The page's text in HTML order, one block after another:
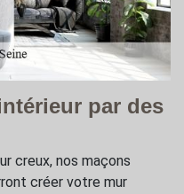
par des
creux, nos maçons
créer votre mur